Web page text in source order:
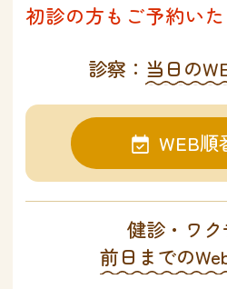
初診の方もご予約い
診察： 当日の
WEB順
健診・ワク
前日までの